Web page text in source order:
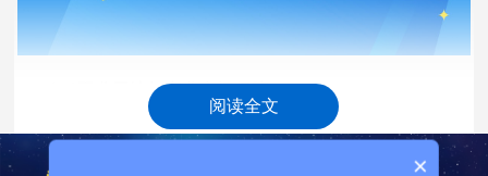
(二)工业用地与产业空间保障
依据广东省单项冠军培育相关政策及各地市落地细则，
单项冠军企业新建、改扩建产业项目，自然资源部门在年度
阅读全文
×